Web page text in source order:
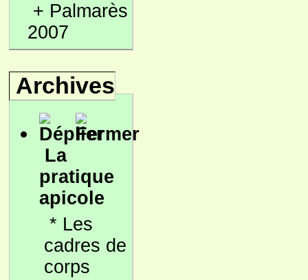
+ Palmarès
2007
Archives
La
pratique
apicole
* Les
cadres de
corps